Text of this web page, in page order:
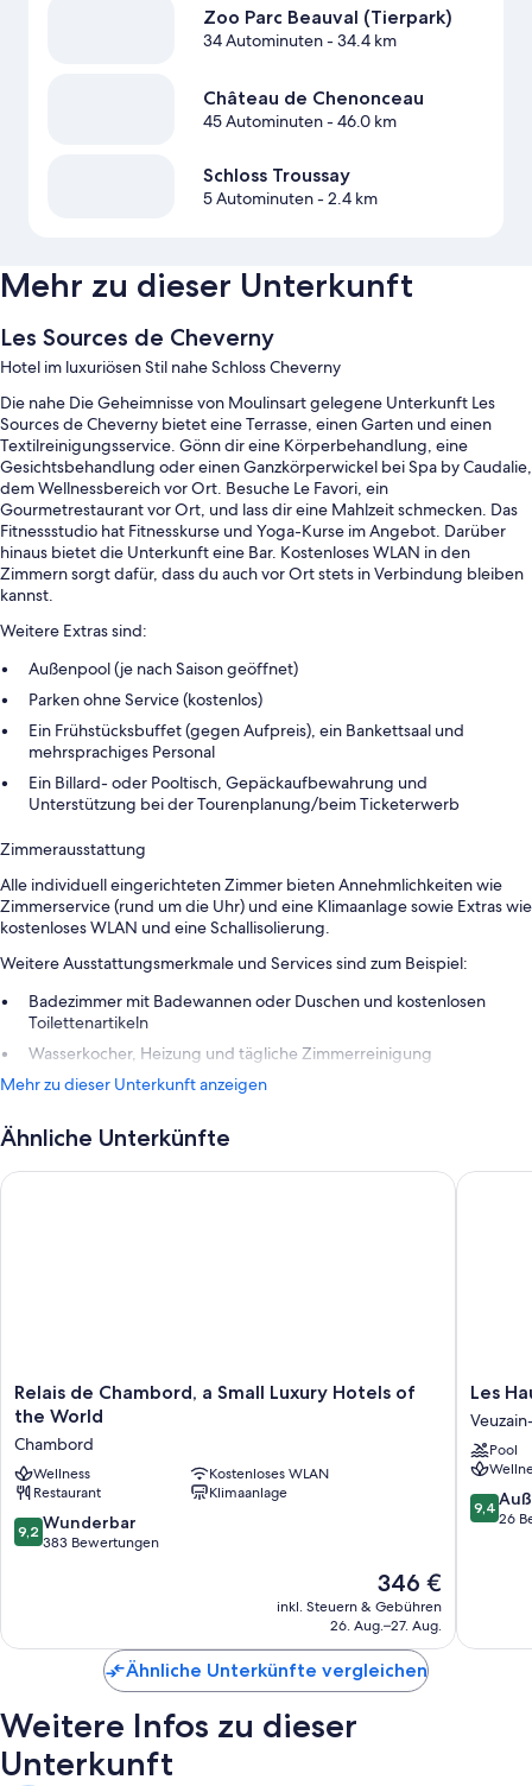
Zoo Parc Beauval (Tierpark)
34 Autominuten- 34.4 km
Château de Chenonceau
45 Autominuten- 46.0 km
Schloss Troussay
5 Autominuten- 2.4 km
Mehr zu dieser Unterkunft
Les Sources de Cheverny
Hotel im luxuriösen Stil nahe Schloss Cheverny
Die nahe Die Geheimnisse von Moulinsart gelegene Unterkunft Les
Sources de Cheverny bietet eine Terrasse, einen Garten und einen
Textilreinigungsservice. Gönn dir eine Körperbehandlung, eine
Gesichtsbehandlung oder einen Ganzkörperwickel bei Spa by Caudalie,
dem Wellnessbereich vor Ort. Besuche Le Favori, ein
Gourmetrestaurant vor Ort, und lass dir eine Mahlzeit schmecken. Das
Fitnessstudio hat Fitnesskurse und Yoga-Kurse im Angebot. Darüber
hinaus bietet die Unterkunft eine Bar. Kostenloses WLAN in den
Zimmern sorgt dafür, dass du auch vor Ort stets in Verbindung bleiben
kannst.
Weitere Extras sind:
Außenpool (je nach Saison geöffnet)
Parken ohne Service (kostenlos)
Ein Frühstücksbuffet (gegen Aufpreis), ein Bankettsaal und
mehrsprachiges Personal
Ein Billard- oder Pooltisch, Gepäckaufbewahrung und
Unterstützung bei der Tourenplanung/beim Ticketerwerb
Zimmerausstattung
Alle individuell eingerichteten Zimmer bieten Annehmlichkeiten wie
Zimmerservice (rund um die Uhr) und eine Klimaanlage sowie Extras wie
kostenloses WLAN und eine Schallisolierung.
Weitere Ausstattungsmerkmale und Services sind zum Beispiel:
Badezimmer mit Badewannen oder Duschen und kostenlosen
Toilettenartikeln
Wasserkocher, Heizung und tägliche Zimmerreinigung
Mehr zu dieser Unterkunft anzeigen
Ähnliche Unterkünfte
Relais
de
a
Small
Luxury
Hotels
of
Relais de Chambord, a Small Luxury Hotels of
the World
Chambord
Wellness
Kostenloses WLAN
Restaurant
Klimaanlage
9.2
von
9,2 Wunderbar
383 Bewertungen
Der
Preis
beträgt
346 €
inkl. Steuern & Gebühren
26. Aug.–27. Aug.
Relais de Chambord, a Small Luxury Hotels of the World
Les
Hauts
de
Loire
Veuzain-
sur-
Loire
Les
Pool
9.4
von
9,4
26
Les
Ähnliche Unterkünfte vergleichen
Weitere Infos zu dieser
Unterkunft